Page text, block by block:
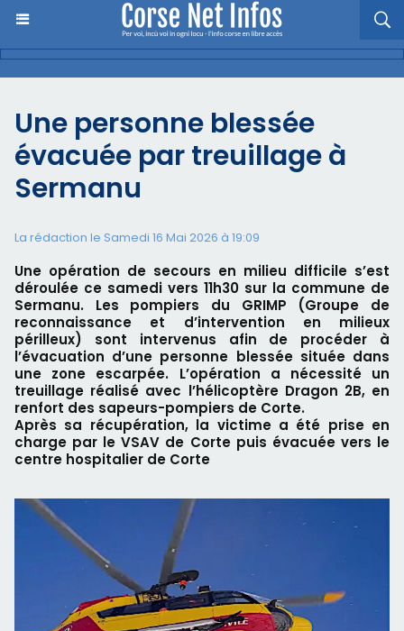
Une personne blessée
évacuée par treuillage à
Sermanu
La rédaction le Samedi 16 Mai 2026 à 19:09
Une opération de secours en milieu difficile s’est
déroulée ce samedi vers 11h30 sur la commune de
Sermanu. Les pompiers du GRIMP (Groupe de
reconnaissance et d’intervention en milieux
périlleux) sont intervenus afin de procéder à
l’évacuation d’une personne blessée située dans
une zone escarpée. L’opération a nécessité un
treuillage réalisé avec l’hélicoptère Dragon 2B, en
renfort des sapeurs-pompiers de Corte.
Après sa récupération, la victime a été prise en
charge par le VSAV de Corte puis évacuée vers le
centre hospitalier de Corte